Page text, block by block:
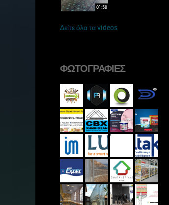
01:58
Δείτε όλα τα videos
ΦΩΤΟΓΡΑΦΊΕΣ